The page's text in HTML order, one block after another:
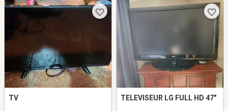
TV TELEVISEUR LG FULL HD 47"